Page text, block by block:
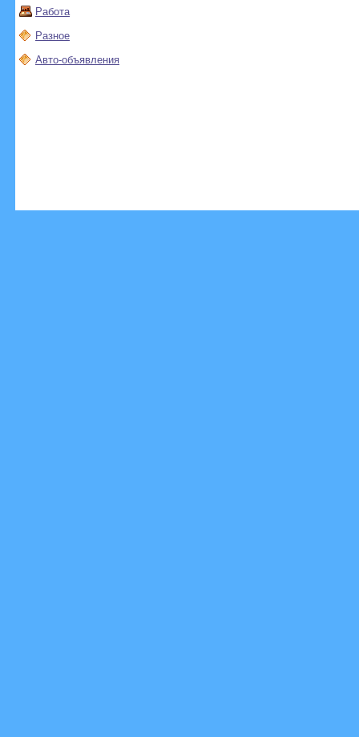
Работа
Разное
Авто-объявления